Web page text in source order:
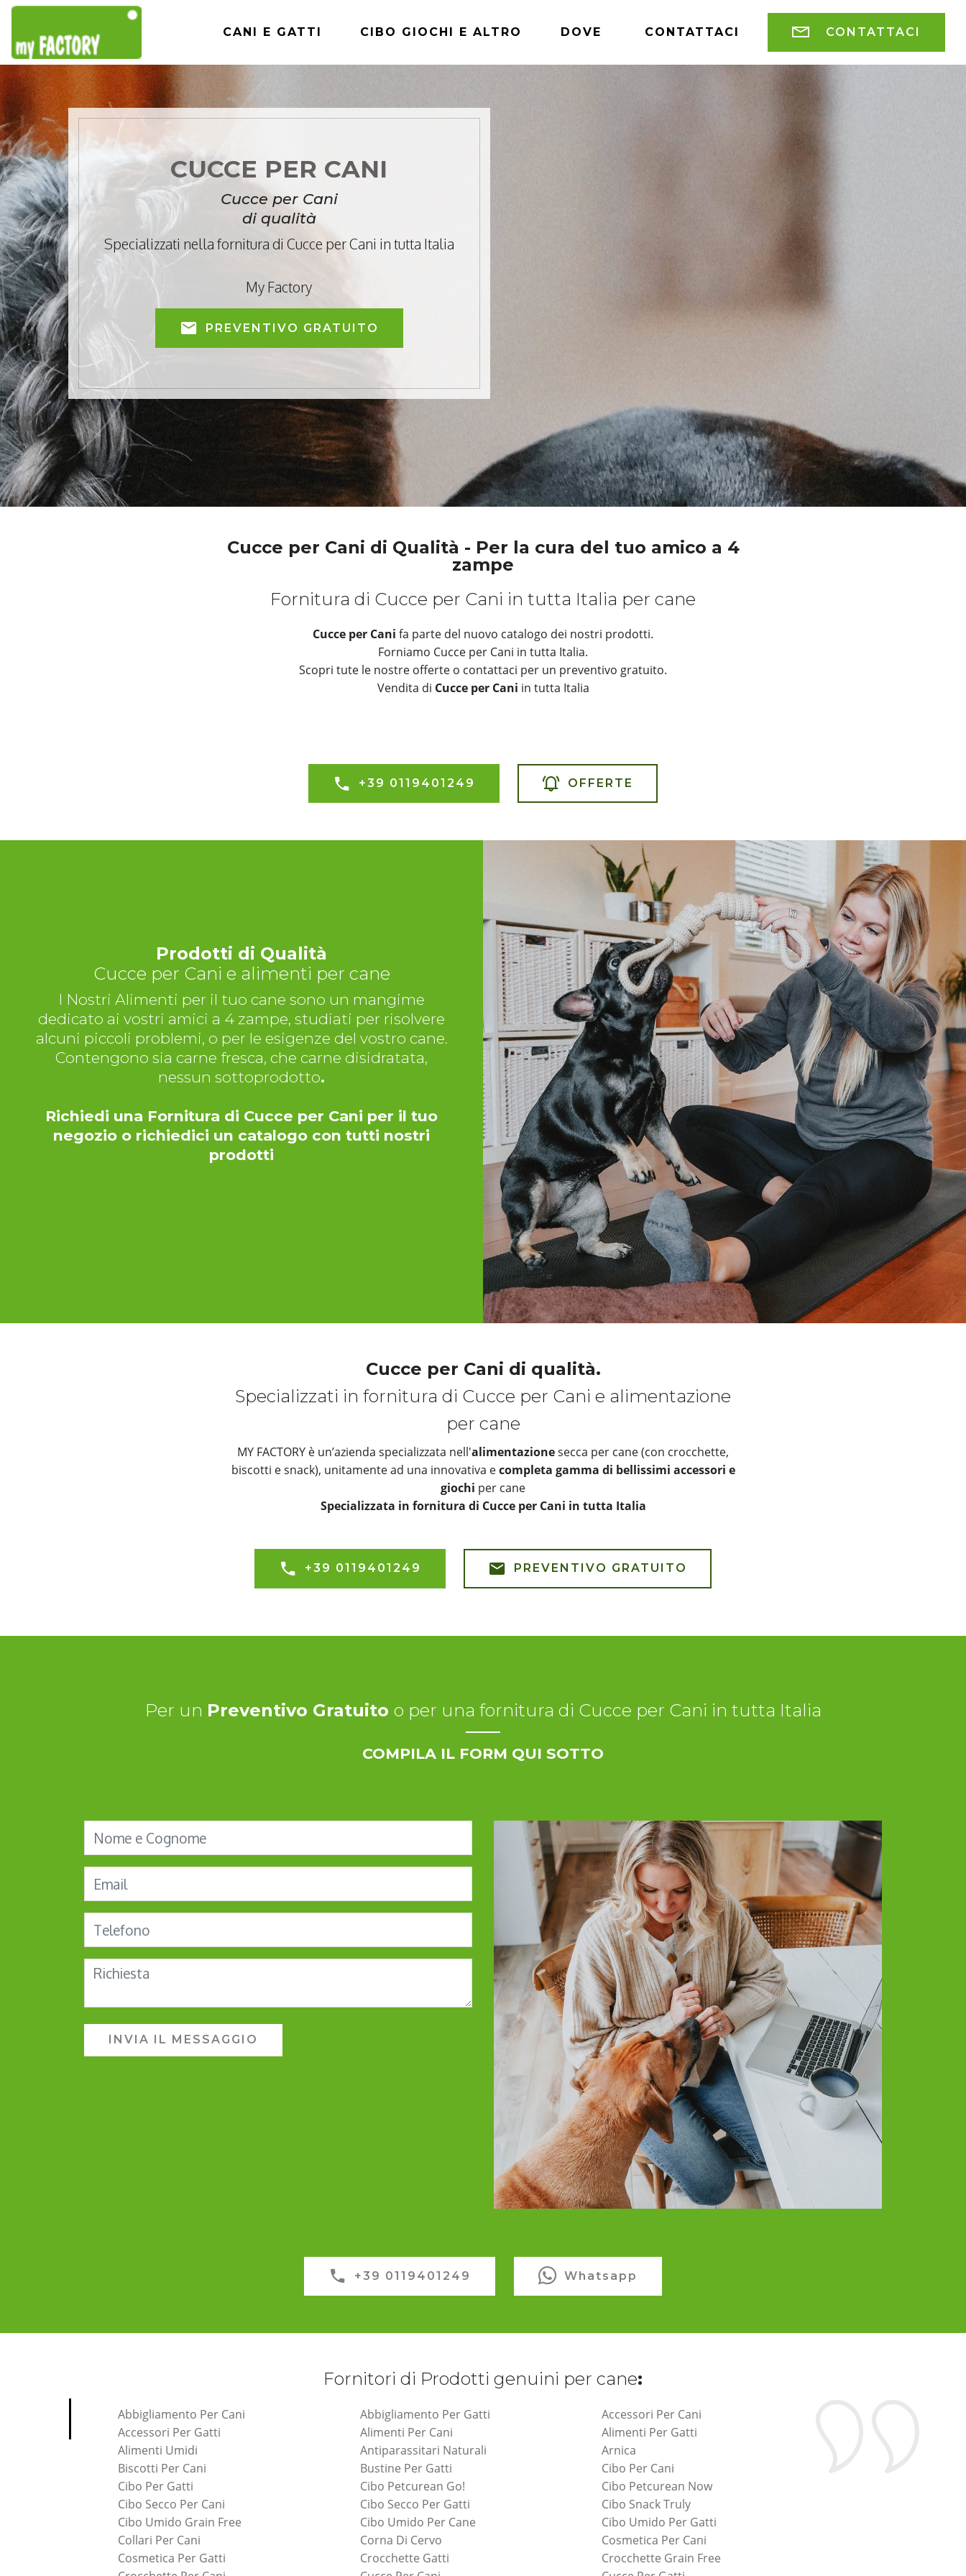
CANI E GATTI CIBO GIOCHI E ALTRO DOVE CONTATTACI CONTATTACI
CUCCE PER CANI
Cucce per Cani
di qualità
Specializzati nella fornitura di Cucce per Cani in tutta Italia
My Factory
PREVENTIVO GRATUITO
Cucce per Cani di Qualità - Per la cura del tuo amico a 4
zampe
Fornitura di Cucce per Cani in tutta Italia per cane
Cucce per Cani fa parte del nuovo catalogo dei nostri prodotti.
Forniamo Cucce per Cani in tutta Italia.
Scopri tute le nostre offerte o contattaci per un preventivo gratuito.
Vendita di Cucce per Cani in tutta Italia
+39 0119401249 OFFERTE
Prodotti di Qualità
Cucce per Cani e alimenti per cane
I Nostri Alimenti per il tuo cane sono un mangime
dedicato ai vostri amici a 4 zampe, studiati per risolvere
alcuni piccoli problemi, o per le esigenze del vostro cane.
Contengono sia carne fresca, che carne disidratata,
nessun sottoprodotto.
Richiedi una Fornitura di Cucce per Cani per il tuo
negozio o richiedici un catalogo con tutti nostri
prodotti
Cucce per Cani di qualità.
Specializzati in fornitura di Cucce per Cani e alimentazione
per cane
MY FACTORY è un’azienda specializzata nell'alimentazionesecca per cane (con crocchette,
biscotti e snack), unitamente ad una innovativa ecompleta gamma di bellissimi accessori e
giochi per cane
Specializzata in fornitura di Cucce per Cani in tutta Italia
+39 0119401249 PREVENTIVO GRATUITO
Per un Preventivo Gratuito o per una fornitura di Cucce per Cani in tutta Italia
COMPILA IL FORM QUI SOTTO
INVIA IL MESSAGGIO
+39 0119401249 Whatsapp
Fornitori di Prodotti genuini per cane:
Abbigliamento Per Cani Abbigliamento Per Gatti
Accessori Per Cani
Accessori Per Gatti
Alimenti Per Cani
Alimenti Per Gatti
Alimenti Umidi
Antiparassitari Naturali
Arnica
Biscotti Per Cani
Bustine Per Gatti
Cibo Per Cani
Cibo Per Gatti
Cibo Petcurean Go!
Cibo Petcurean Now
Cibo Secco Per Cani
Cibo Secco Per Gatti
Cibo Snack Truly
Cibo Umido Grain Free
Cibo Umido Per Cane
Cibo Umido Per Gatti
Collari Per Cani
Corna Di Cervo
Cosmetica Per Cani
Cosmetica Per Gatti
Crocchette Gatti
Crocchette Grain Free